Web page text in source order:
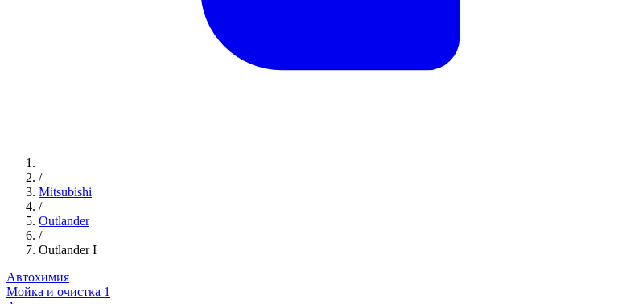
/
Mitsubishi
/
Outlander
/
Outlander I
Автохимия
Мойка и очистка 1